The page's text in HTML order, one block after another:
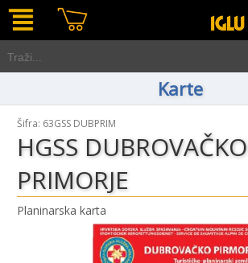
Karte
Šifra: 63GSS DUBPRIM
HGSS DUBROVAČKO
PRIMORJE
Planinarska karta